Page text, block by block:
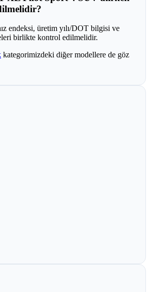
endeksi, üretim yılı/DOT bilgisi ve
birlikte kontrol edilmelidir.
kategorimizdeki diğer modellere de göz